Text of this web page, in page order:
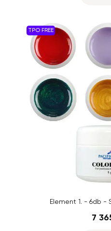
TPO FREE
Element 1. - 6db -
7